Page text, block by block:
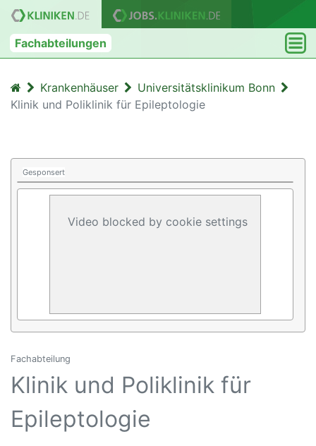
Fachabteilungen
Krankenhäuser
Universitätsklinikum Bonn
Klinik und Poliklinik für Epileptologie
Gesponsert
Video blocked by cookie settings
Fachabteilung
Klinik und Poliklinik für
Epileptologie